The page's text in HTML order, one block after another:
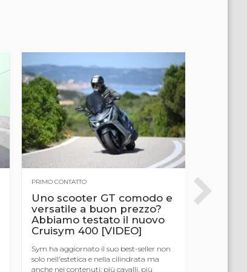
PRIMO CONTATTO
Uno scooter GT comodo e
versatile a buon prezzo?
Abbiamo testato il nuovo
Cruisym 400 [VIDEO]
Sym ha aggiornato il suo best-seller non
solo nell'estetica e nella cilindrata ma
anche nei contenuti: più cavalli, più
SYM